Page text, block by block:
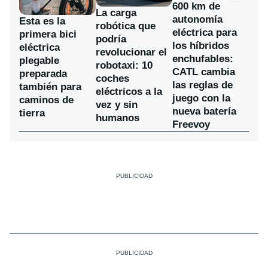
Esta es la
primera bici
eléctrica
plegable
preparada
también para
caminos de
tierra
La carga
robótica que
podría
revolucionar el
robotaxi: 10
coches
eléctricos a la
vez y sin
humanos
600 km de
autonomía
eléctrica para
los híbridos
enchufables:
CATL cambia
las reglas de
juego con la
nueva batería
Freevoy